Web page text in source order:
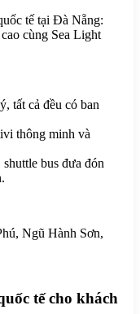
tất cả đều có ban
thông minh và
bus đưa đón
Ngũ Hành Sơn,
tế cho khách